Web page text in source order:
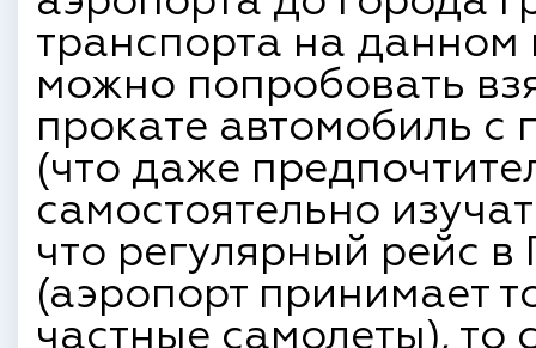
транспорта на данном
можно попробовать
прокате автомобиль с
(что даже
самостоятельно
что регулярный рейс в
(аэропорт принимает
частные самолеты), то